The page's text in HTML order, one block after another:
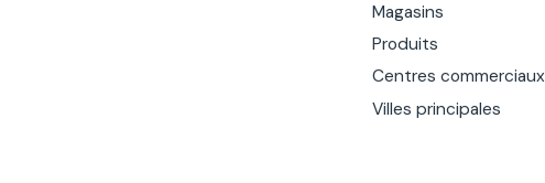
Magasins
Produits
Centres commerciaux
Villes principales